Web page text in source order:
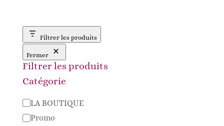
était :
10,00 €.
est :
9,00 €.
Filtrer les produits
Fermer
Filtrer les produits
Catégorie
Catégorie
LA BOUTIQUE
Promo